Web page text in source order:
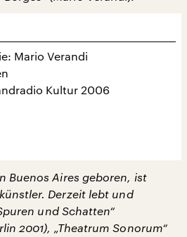
Mario Verandi
Kultur 2006
Buenos Aires geboren, ist
Derzeit lebt und
und Schatten“
2001), „Theatrum Sonorum“